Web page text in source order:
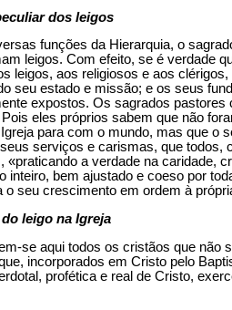
dos leigos
funções da Hierarquia, o
leigos. Com efeito, se é verdade
leigos, aos religiosos e aos
seu estado e missão; e os seus
expostos. Os sagrados
eles próprios sabem que não
para com o mundo, mas que o
serviços e carismas, que todos,
«praticando a verdade na caridade,
inteiro, bem ajustado e coeso por
o seu crescimento em ordem à
leigo na Igreja
se aqui todos os cristãos que
incorporados em Cristo pelo
profética e real de Cristo,